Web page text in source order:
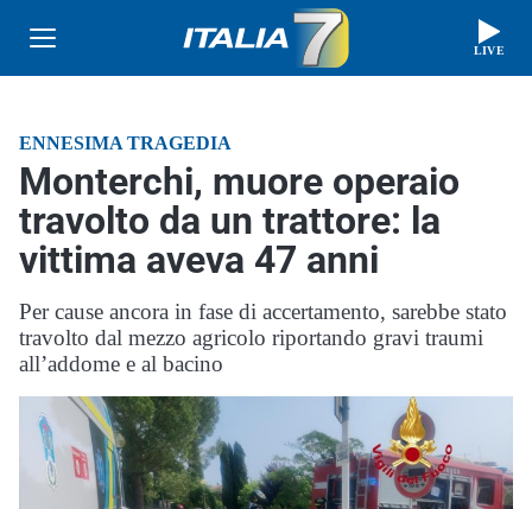
LIVE
ENNESIMA TRAGEDIA
Monterchi, muore operaio
travolto da un trattore: la
vittima aveva 47 anni
Per cause ancora in fase di accertamento, sarebbe stato
travolto dal mezzo agricolo riportando gravi traumi
all’addome e al bacino